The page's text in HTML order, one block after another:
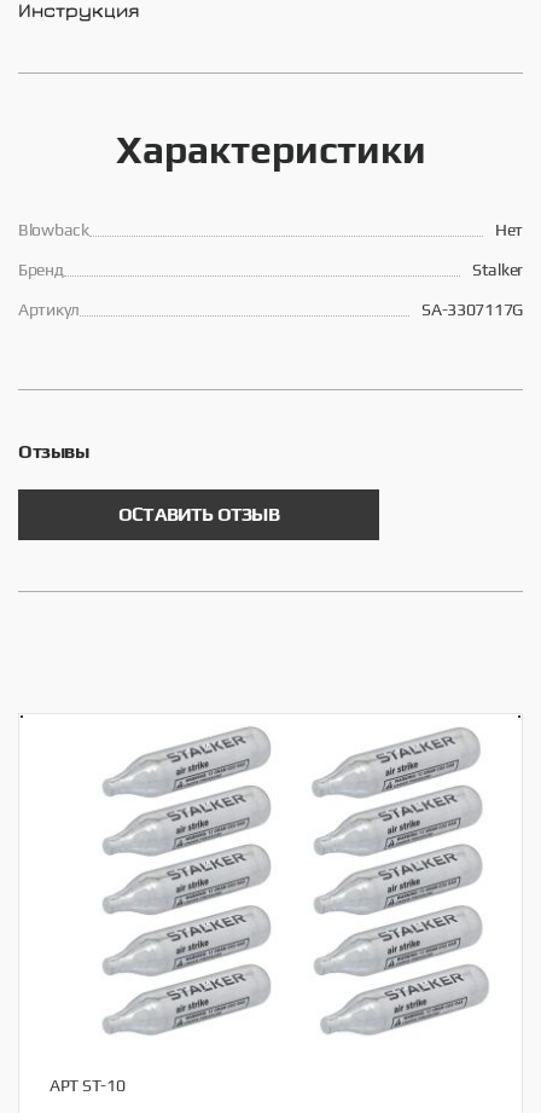
Инструкция
Характеристики
Blowback Нет
Брeнд Stalker
Артикул SA-3307117G
Отзывы
ОСТАВИТЬ ОТЗЫВ
АРТ ST-10